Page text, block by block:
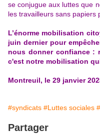
se conjugue aux luttes que
les travailleurs sans papiers
L’énorme mobilisation
juin dernier pour
nous donner confiance :
c'est notre mobilisation
Montreuil, le 29 janvier
#syndicats #Luttes sociales
Partager